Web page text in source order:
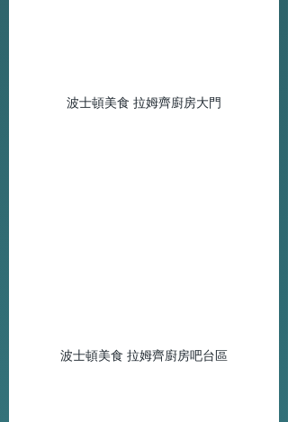
波士頓美食 拉姆齊廚房大門
波士頓美食 拉姆齊廚房吧台區